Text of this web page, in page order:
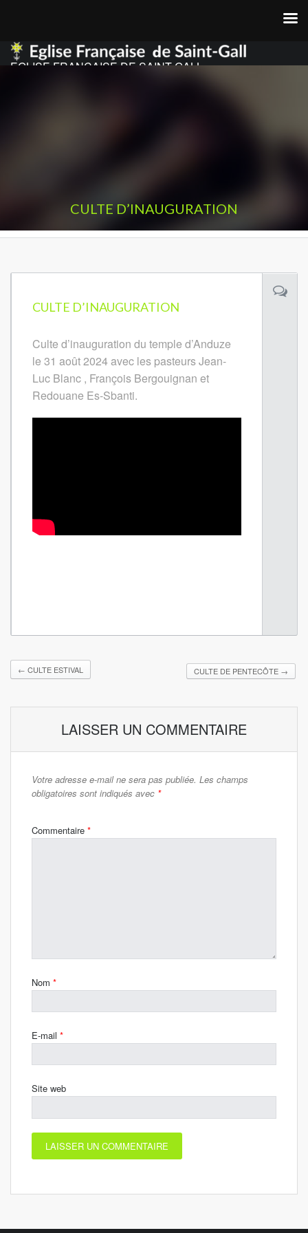
EGLISE FRANCAISE DE SAINT GALL
CULTE D’INAUGURATION
CULTE D’INAUGURATION
Culte d’inauguration du temple d’Anduze
le 31 août 2024 avec les pasteurs Jean-
Luc Blanc , François Bergouignan et
Redouane Es-Sbanti.
← CULTE ESTIVAL CULTE DE PENTECÔTE →
LAISSER UN COMMENTAIRE
Votre adresse e-mail ne sera pas publiée. Les champs
obligatoires sont indiqués avec *
Commentaire *
Nom *
E-mail *
Site web